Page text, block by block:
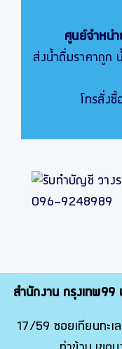
ศูนย์จำหน่า
ส่งน้ำดื่มราคาถูก
โทรสั่ง
สำนักงาน กรุงเทพ
17/59 ซอยเทียนทะเ